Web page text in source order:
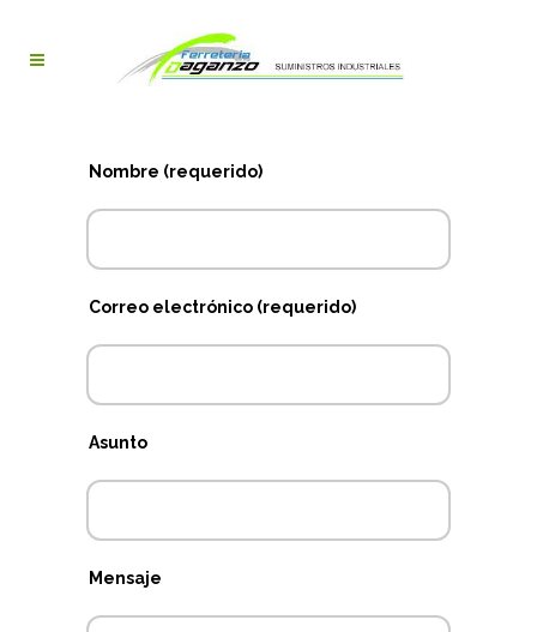
Nombre (requerido)
Correo electrónico (requerido)
Asunto
Mensaje